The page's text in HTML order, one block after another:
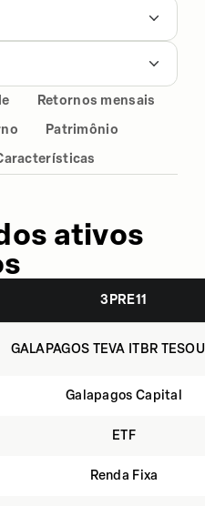
Retornos mensais
Patrimônio
ativos
3PRE11
GALAPAGOS TEVA ITBR
Galapagos Capital
ETF
Renda Fixa